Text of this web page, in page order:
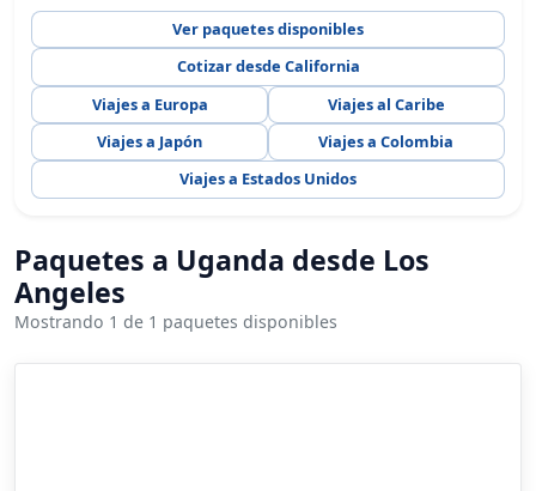
Ver paquetes disponibles
Cotizar desde California
Viajes a Europa
Viajes al Caribe
Viajes a Japón
Viajes a Colombia
Viajes a Estados Unidos
Paquetes a Uganda desde Los
Angeles
Mostrando 1 de 1 paquetes disponibles